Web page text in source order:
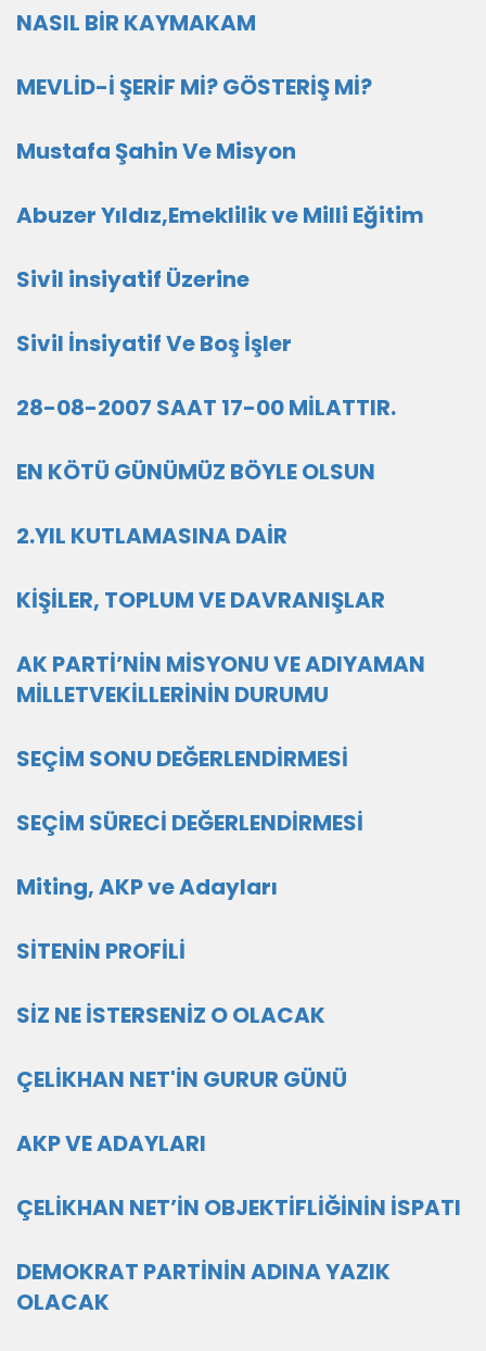
NASIL BİR KAYMAKAM
MEVLİD-İ ŞERİF Mİ? GÖSTERİŞ Mİ?
Mustafa Şahin Ve Misyon
Abuzer Yıldız,Emeklilik ve Milli Eğitim
Sivil insiyatif Üzerine
Sivil İnsiyatif Ve Boş İşler
28-08-2007 SAAT 17-00 MİLATTIR.
EN KÖTÜ GÜNÜMÜZ BÖYLE OLSUN
2.YIL KUTLAMASINA DAİR
KİŞİLER, TOPLUM VE DAVRANIŞLAR
AK PARTİ’NİN MİSYONU VE ADIYAMAN
MİLLETVEKİLLERİNİN DURUMU
SEÇİM SONU DEĞERLENDİRMESİ
SEÇİM SÜRECİ DEĞERLENDİRMESİ
Miting, AKP ve Adayları
SİTENİN PROFİLİ
SİZ NE İSTERSENİZ O OLACAK
ÇELİKHAN NET'İN GURUR GÜNÜ
AKP VE ADAYLARI
ÇELİKHAN NET’İN OBJEKTİFLİĞİNİN İSPATI
DEMOKRAT PARTİNİN ADINA YAZIK
OLACAK